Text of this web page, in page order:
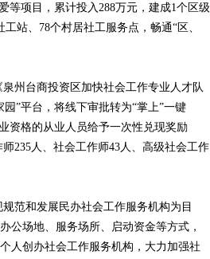
等项目，累计投入288万元，建成1个区级
站、78个村居社工服务点，畅通“区、
台商投资区加快社会工作专业人才队
”平台，将线下审批转为“掌上”一键
资格的从业人员给予一次性兑现奖励
235人、社会工作师43人、高级社会工作
和发展民办社会工作服务机构为目
公场地、服务场所、启动资金等方式，
人创办社会工作服务机构，大力加强社